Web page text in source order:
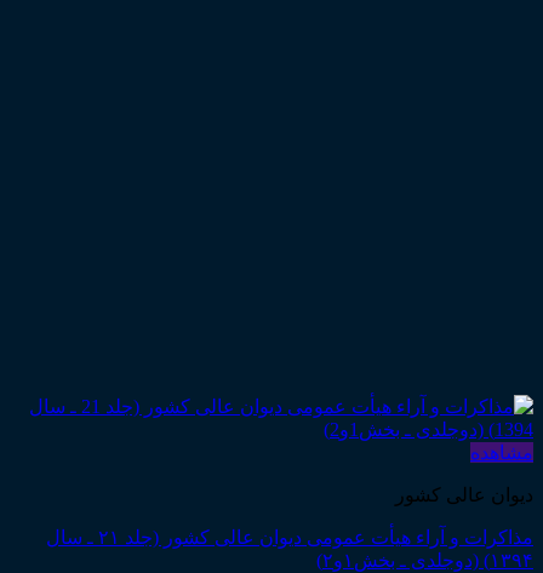
مشاهده
دیوان عالی کشور
مذاکرات و آراء هیأت عمومی دیوان عالی کشور (جلد ۲۱ ـ سال
۱۳۹۴) (دوجلدی ـ بخش۱و۲)